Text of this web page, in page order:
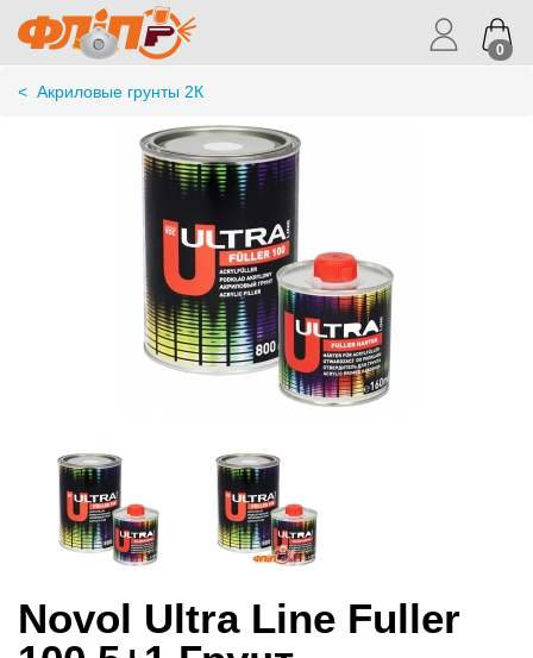
0
< Акриловые грунты 2К
Novol Ultra Line Fuller